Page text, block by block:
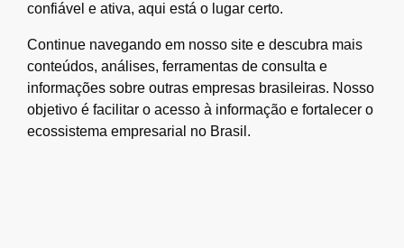
confiável e ativa, aqui está o lugar certo.
Continue navegando em nosso site e descubra mais
conteúdos, análises, ferramentas de consulta e
informações sobre outras empresas brasileiras. Nosso
objetivo é facilitar o acesso à informação e fortalecer o
ecossistema empresarial no Brasil.